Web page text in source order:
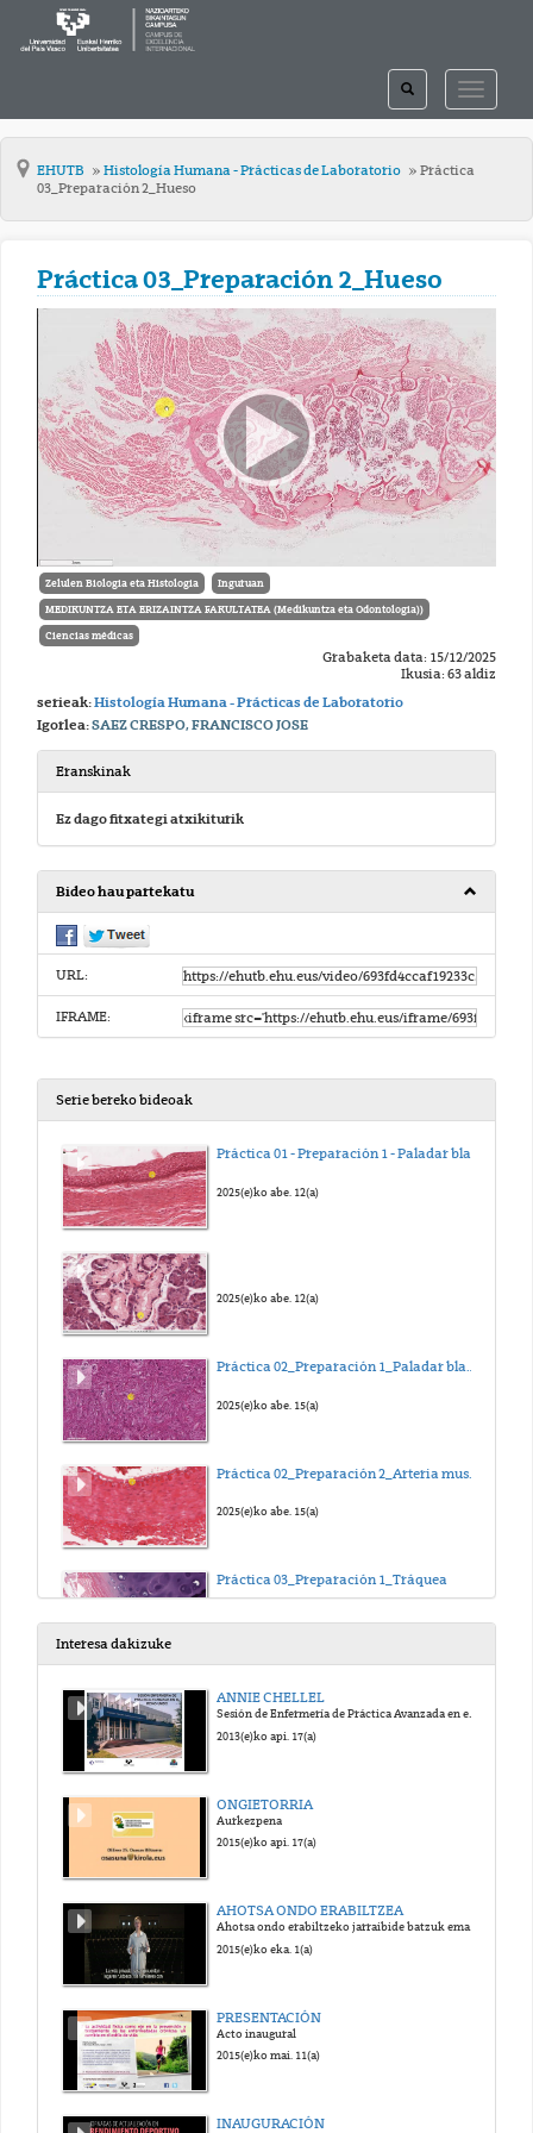
TOGGLE
TOGGLE
SEARCH
EHUTB Histología Humana - Prácticas de Laboratorio
Práctica
03_Preparación 2_Hueso
Práctica 03_Preparación 2_Hueso
Zelulen Biologia eta Histologia Inguruan
MEDIKUNTZA ETA ERIZAINTZA FAKULTATEA (Medikuntza eta Odontologia))
Ciencias médicas
Grabaketa data: 15/12/2025
Ikusia: 63 aldiz
serieak:Histología Humana - Prácticas de Laboratorio
Igorlea:SAEZ CRESPO, FRANCISCO JOSE
Eranskinak
Ez dago fitxategi atxikiturik
Bideo hau partekatu
URL:
IFRAME:
Serie bereko bideoak
2025(e)ko abe. 12(a)
2025(e)ko abe. 12(a)
Práctica 02_Preparación 1_Paladar blando de conejo
2025(e)ko abe. 15(a)
2025(e)ko abe. 15(a)
Práctica 03_Preparación 1_Tráquea
2025(e)ko abe. 15(a)
2025(e)ko abe. 15(a)
Práctica 04_preparación 3_Músculo liso
Interesa dakizuke
ANNIE CHELLEL
Sesión de Enfermería de Práctica Avanzada en el Reino Unido
2013(e)ko api. 17(a)
ONGIETORRIA
Aurkezpena
2015(e)ko api. 17(a)
AHOTSA ONDO ERABILTZEA
Ahotsa ondo erabiltzeko jarraibide batzuk ematen dituen bideoa.
2015(e)ko eka. 1(a)
PRESENTACIÓN
Acto inaugural
2015(e)ko mai. 11(a)
INAUGURACIÓN